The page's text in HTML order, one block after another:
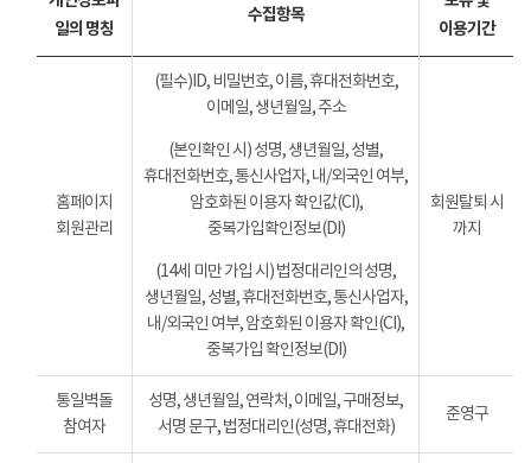
일의 명칭
수집항목
이용기간
홈페이지
회원관리
(필수)ID, 비밀번호, 이름, 휴대전화번호,
이메일, 생년월일, 주소
(본인확인 시) 성명, 생년월일, 성별,
휴대전화번호, 통신사업자, 내/외국인 여부,
암호화된 이용자 확인값(CI),
중복가입확인정보(DI)
(14세 미만 가입 시) 법정대리인의 성명,
생년월일, 성별, 휴대전화번호, 통신사업자,
내/외국인 여부, 암호화된 이용자 확인(CI),
중복가입 확인정보(DI)
회원탈퇴 시
까지
통일벽돌
참여자
성명, 생년월일, 연락처, 이메일, 구매정보,
서명 문구, 법정대리인(성명, 휴대전화)
준영구